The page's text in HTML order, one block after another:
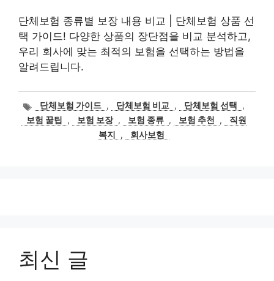
단체보험 종류별 보장 내용 비교 | 단체보험 상품 선
택 가이드! 다양한 상품의 장단점을 비교 분석하고,
우리 회사에 맞는 최적의 보험을 선택하는 방법을
알려드립니다.
태
그
단체보험 가이드 , 단체보험 비교 , 단체보험 선택
,
보험 꿀팁
, 보험 보장 , 보험 종류 , 보험 추천 ,
직원
복지
, 회사보험
최신 글